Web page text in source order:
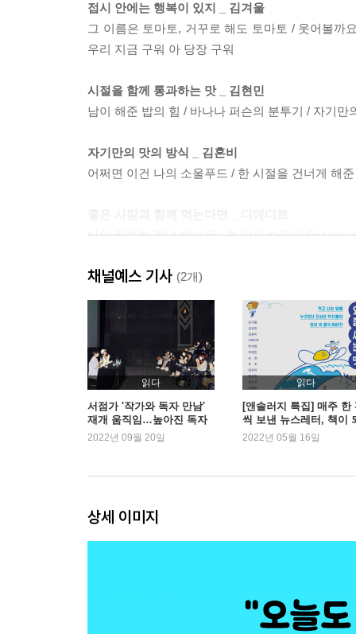
접시 안에는 행복이 있지 _ 김겨울
그 이름은 토마토, 거꾸로 해도 토마토 / 웃어볼까
우리 지금 구워 아 당장 구워
시절을 함께 통과하는 맛 _ 김현민
남이 해준 밥의 힘 / 바나나 퍼슨의 분투기 / 자기
자기만의 맛의 방식 _ 김혼비
어쩌면 이건 나의 소울푸드 / 한 시절을 건너게 해
나의 완벽한 평냉 메이트 / 첫 양파 수프의 맛 / 카
의식의 흐름의 흐름 _ 박서련
의식의 흐름 / 미식의 흐름 / 경양식의 흐름 / 면식
밥 한술에 행복, 또 한술에 극락 _ 박정민
집밥 / 아침밥 / 사이버 밥 동무 / 식욕의 역사 / 외국
누군가가 누군가를 먹이는 일 _ 손현
오믈렛 프리덤 / 지리산 오라클의 연잎밥과 쿠키 /
‘나’라는 손님을 대접하는 중입니다 _ 임진아
먹는 기쁨이 자리하는 순간 / 오늘도 한 방 먹었다
한 지붕 아래 이토록 다른 식성 / 밤식빵의 밤처
채널예스 기사 (2개)
읽다
서점가 '작가와 독자 만남'
재개 움직임…높아진 독자
참여 눈길
2022년 09월 20일
읽다
[앤솔러지 특집] 매주 한
씩 보낸 뉴스레터, 책이
다 - 배달의민족 마케터
2022년 05월 16일
상세 이미지